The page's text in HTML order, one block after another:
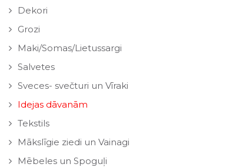
Dekori
Grozi
Maki/Somas/Lietussargi
Salvetes
Sveces- svečturi un Vīraki
Idejas dāvanām
Tekstils
Mākslīgie ziedi un Vainagi
Mēbeles un Spoguļi